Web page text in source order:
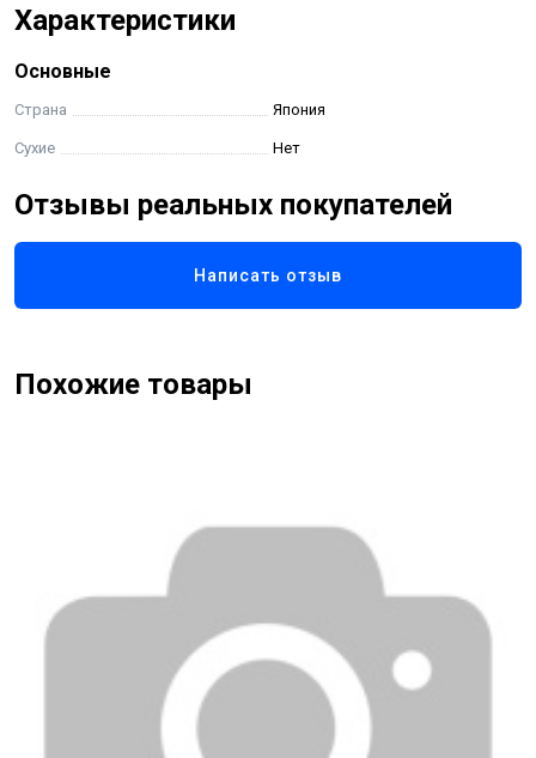
Характеристики
Основные
Страна Япония
Сухие Нет
Отзывы реальных покупателей
Написать отзыв
Похожие товары